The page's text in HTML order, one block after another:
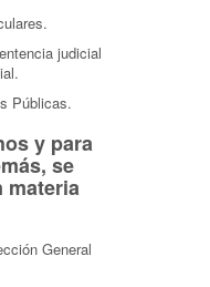
judicial
Públicas.
y para
se
materia
General